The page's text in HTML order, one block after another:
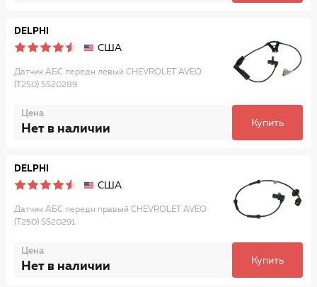
DELPHI
США
Датчик АБС передн левый CHEVROLET AVEO
(T250) SS20289
Цена
Нет в наличии Купить
DELPHI
США
Датчик АБС передн правый CHEVROLET AVEO
(T250) SS20291
Цена
Нет в наличии Купить